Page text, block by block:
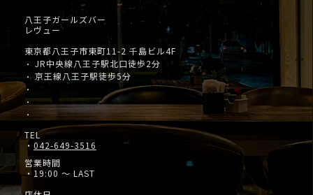
八王子ガールズバー
レヴュー
東京都八王子市東町11-2 千島ビル4F
・ JR中央線八王子駅北口徒歩2分
・京王線八王子駅徒歩5分
・
・
・
TEL
・ 042-649-3516
営業時間
・19:00 ～ LAST